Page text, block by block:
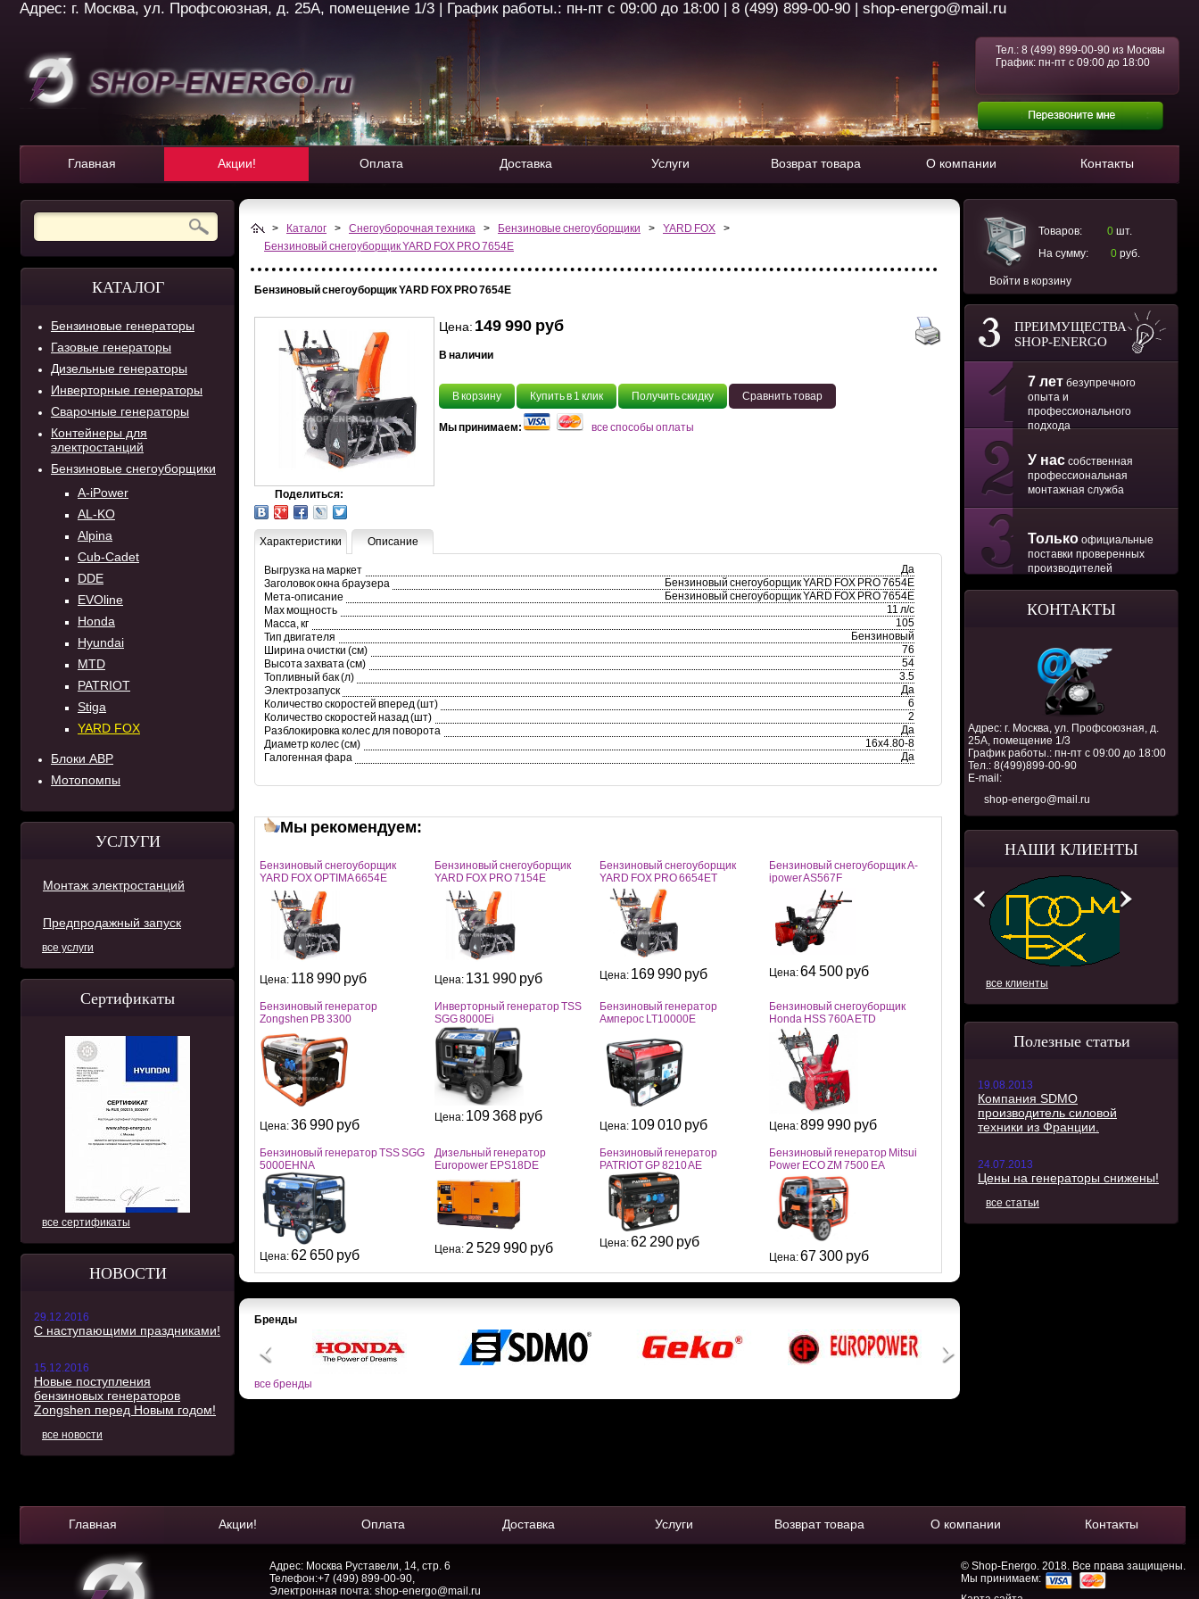
Адрес: г. Москва, ул. Профсоюзная, д. 25А, помещение 1/3 | График работы.: пн-пт с 09:00 до 18:00 | 8 (499) 899-00-90 | shop-energo@mail.ru
Тел.: 8 (499) 899-00-90 из Москвы
График: пн-пт с 09:00 до 18:00
Главная Акции! Оплата Доставка Услуги Возврат товара О компании Контакты
КАТАЛОГ
Бензиновые генераторы
Газовые генераторы
Дизельные генераторы
Инверторные генераторы
Сварочные генераторы
Контейнеры для
электростанций
Бензиновые снегоуборщики
A-iPower
AL-KO
Alpina
Cub-Cadet
DDE
EVOline
Honda
Hyundai
MTD
PATRIOT
Stiga
YARD FOX
Блоки АВР
Мотопомпы
УСЛУГИ
Монтаж электростанций
Предпродажный запуск
все услуги
Сертификаты
все сертификаты
НОВОСТИ
29.12.2016
С наступающими праздниками!
15.12.2016
Новые поступления
бензиновых генераторов
Zongshen перед Новым годом!
все новости
Товаров: 0 шт.
На сумму:
0 руб.
Войти в корзину
ПРЕИМУЩЕСТВА
SHOP-ENERGO
7 лет безупречного
опыта и
профессионального
подхода
У нас собственная
профессиональная
монтажная служба
Только официальные
поставки проверенных
производителей
КОНТАКТЫ
Адрес: г. Москва, ул. Профсоюзная, д.
25А, помещение 1/3
График работы.: пн-пт с 09:00 до 18:00
Тел.: 8(499)899-00-90
E-mail:
shop-energo@mail.ru
НАШИ КЛИЕНТЫ
все клиенты
Полезные статьи
19.08.2013
Компания SDMO
производитель силовой
техники из Франции.
24.07.2013
Цены на генераторы снижены!
все статьи
> Каталог > Снегоуборочная техника > Бензиновые снегоуборщики > YARD FOX
>
Бензиновый снегоуборщик YARD FOX PRO 7654E
Бензиновый снегоуборщик YARD FOX PRO 7654E
Цена: 149 990 руб
В наличии
В корзину Купить в 1 клик Получить скидку Сравнить товар
Мы принимаем: все способы оплаты
Поделиться:
Характеристики Описание
Выгрузка на маркет
Да
Заголовок окна браузера
Бензиновый снегоуборщик YARD FOX PRO 7654E
Мета-описание
Бензиновый снегоуборщик YARD FOX PRO 7654E
Max мощность
11 л/с
Масса, кг
105
Тип двигателя
Бензиновый
Ширина очистки (см)
76
Высота захвата (см)
54
Топливный бак (л)
3.5
Электрозапуск
Да
Количество скоростей вперед (шт)
6
Количество скоростей назад (шт)
2
Разблокировка колес для поворота
Да
Диаметр колес (см)
16x4.80-8
Галогенная фара
Да
Мы рекомендуем:
Бензиновый снегоуборщик
YARD FOX OPTIMA 6654E
Цена: 118 990 руб
Бензиновый снегоуборщик
YARD FOX PRO 7154E
Цена: 131 990 руб
Бензиновый снегоуборщик
YARD FOX PRO 6654ET
Цена: 169 990 руб
Бензиновый снегоуборщик А-
ipower AS567F
Цена:64 500 руб
Бензиновый генератор
Zongshen PB 3300
Цена:36 990 руб
Инверторный генератор TSS
SGG 8000Ei
Цена: 109 368 руб
Бензиновый генератор
Амперос LT10000E
Цена: 109 010 руб
Бензиновый снегоуборщик
Honda HSS 760A ETD
Цена:899 990 руб
Бензиновый генератор TSS SGG
5000EHNA
Цена:62 650 руб
Дизельный генератор
Europower EPS18DE
Цена: 2 529 990 руб
Бензиновый генератор
PATRIOT GP 8210 AE
Цена:62 290 руб
Бензиновый генератор Mitsui
Power ECO ZM 7500 EA
Цена:67 300 руб
Бренды
все бренды
Главная Акции! Оплата Доставка Услуги Возврат товара О компании Контакты
Адрес: Москва Руставели, 14, стр. 6
Телефон:+7 (499) 899-00-90,
Электронная почта: shop-energo@mail.ru
© Shop-Energo. 2018. Все права защищены.
Мы принимаем: